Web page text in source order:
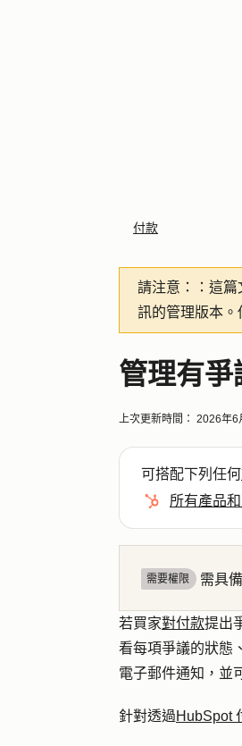
付款
請注意：
：這
訊的管理版本。
管理有
上次更新時間： 2026年6
可搭配下列任何
所有產品
需要權限 需具備
若買家對付款提出
看每項爭議的狀態
電子郵件通知，並
針對透過HubSpot